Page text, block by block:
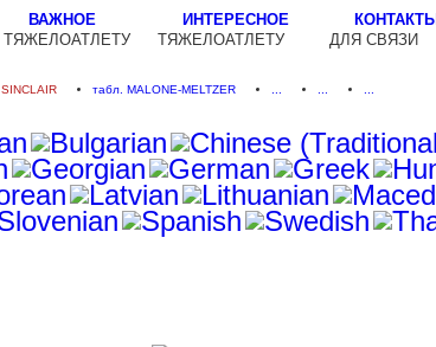
ВАЖНОЕ
ТЯЖЕЛОАТЛЕТУ
ИНТЕРЕСНОЕ
ТЯЖЕЛОАТЛЕТУ
КОНТАКТЫ
ДЛЯ СВЯЗИ
табл. MALONE-MELTZER